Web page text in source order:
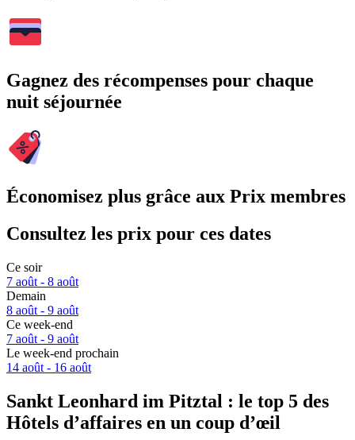
Gagnez des récompenses pour chaque
nuit séjournée
Économisez plus grâce aux Prix membres
Consultez les prix pour ces dates
Ce soir
7 août - 8 août
Demain
8 août - 9 août
Ce week-end
7 août - 9 août
Le week-end prochain
14 août - 16 août
Sankt Leonhard im Pitztal : le top 5 des
Hôtels d’affaires en un coup d’œil